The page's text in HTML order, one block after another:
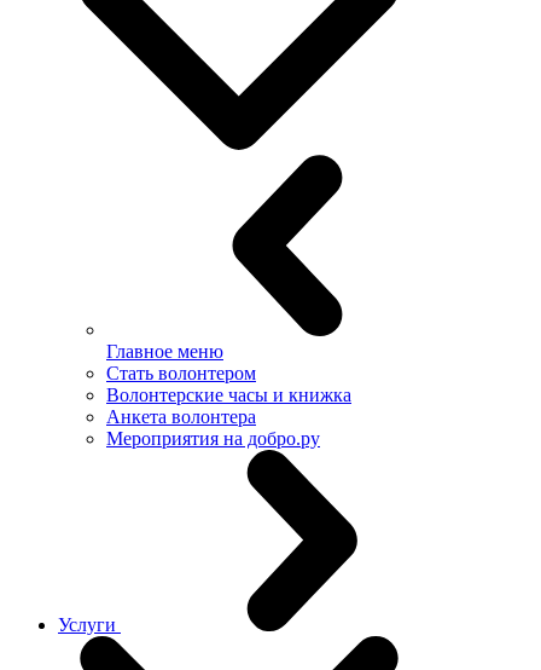
Главное меню
Стать волонтером
Волонтерские часы и книжка
Анкета волонтера
Мероприятия на добро.ру
Услуги